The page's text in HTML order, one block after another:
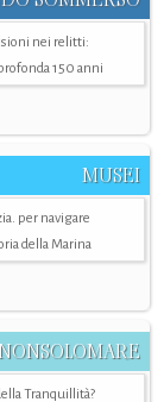
nei relitti:
150 anni
MUSEI
per navigare
della Marina
Tranquillità?